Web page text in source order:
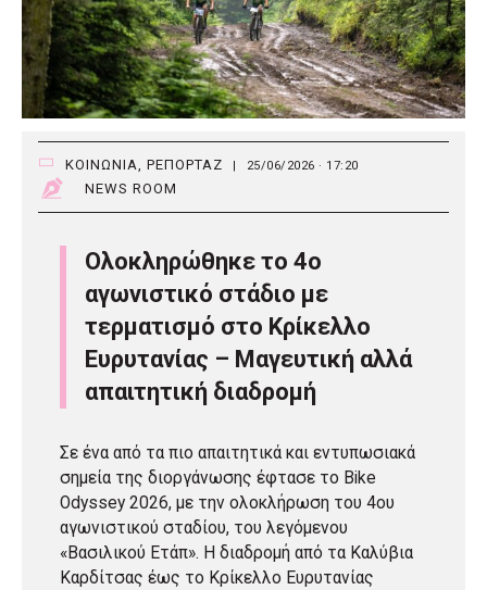
ΚΟΙΝΩΝΙΑ ΡΕΠΟΡΤΑΖ | 25/06/2026 · 17:20
NEWS ROOM
Ολοκληρώθηκε το 4ο
αγωνιστικό στάδιο με
τερματισμό στο Κρίκελλο
Ευρυτανίας – Μαγευτική αλλά
απαιτητική διαδρομή
Σε ένα από τα πιο απαιτητικά και εντυπωσιακά
σημεία της διοργάνωσης έφτασε το Bike
Odyssey 2026, με την ολοκλήρωση του 4ου
αγωνιστικού σταδίου, του λεγόμενου
«Βασιλικού Ετάπ». Η διαδρομή από τα Καλύβια
Καρδίτσας έως το Κρίκελλο Ευρυτανίας